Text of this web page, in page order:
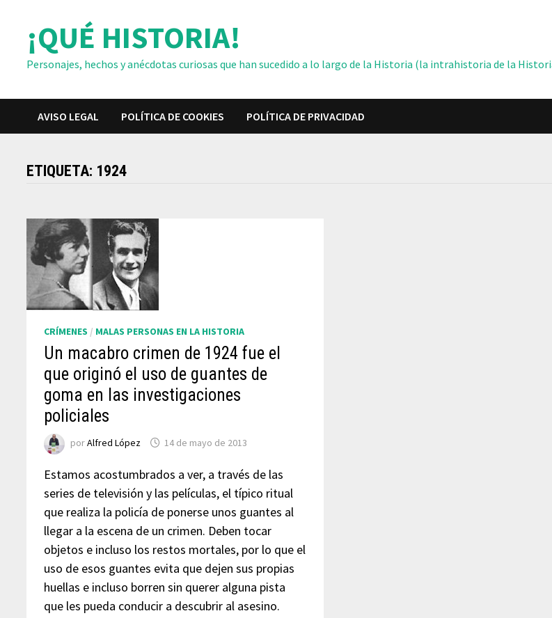
contenido¡QUÉ HISTORIA!
Personajes, hechos y anécdotas curiosas que han sucedido a lo largo de la Historia (la intrahistoria de la
AVISO LEGAL POLÍTICA DE COOKIES POLÍTICA DE PRIVACIDAD
ETIQUETA: 1924
CRÍMENES / MALAS PERSONAS EN LA HISTORIA
Un macabro crimen de 1924 fue el
que originó el uso de guantes de
goma en las investigaciones
policiales
porAlfred López 14 de mayo de 2013
Estamos acostumbrados a ver, a través de las
series de televisión y las películas, el típico ritual
que realiza la policía de ponerse unos guantes al
llegar a la escena de un crimen. Deben tocar
objetos e incluso los restos mortales, por lo que el
uso de esos guantes evita que dejen sus propias
huellas e incluso borren sin querer alguna pista
que les pueda conducir a descubrir al asesino.